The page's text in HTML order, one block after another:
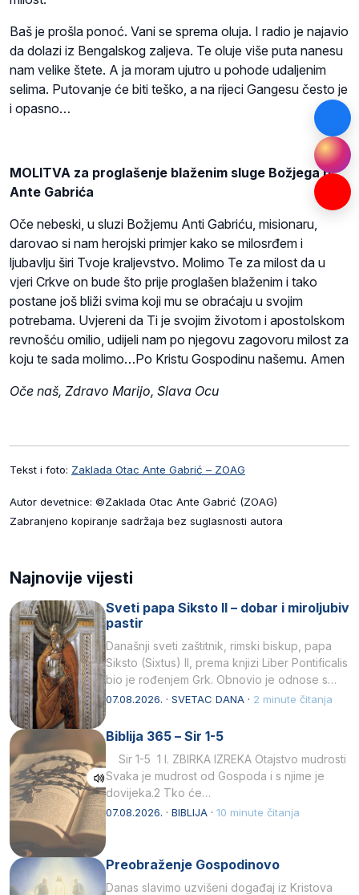
Baš je prošla ponoć. Vani se sprema oluja. I radio je najavio
da dolazi iz Bengalskog zaljeva. Te oluje više puta nanesu
nam velike štete. A ja moram ujutro u pohode udaljenim
selima. Putovanje će biti teško, a na rijeci Gangesu često je
i opasno…
MOLITVA za proglašenje blaženim sluge Božjega p.
Ante Gabrića
Oče nebeski, u sluzi Božjemu Anti Gabriću, misionaru,
darovao si nam herojski primjer kako se milosrđem i
ljubavlju širi Tvoje kraljevstvo. Molimo Te za milost da u
vjeri Crkve on bude što prije proglašen blaženim i tako
postane još bliži svima koji mu se obraćaju u svojim
potrebama. Uvjereni da Ti je svojim životom i apostolskom
revnošću omilio, udijeli nam po njegovu zagovoru milost za
koju te sada molimo…Po Kristu Gospodinu našemu. Amen
Oče naš, Zdravo Marijo, Slava Ocu
Tekst i foto: Zaklada Otac Ante Gabrić – ZOAG
Autor devetnice: ©Zaklada Otac Ante Gabrić (ZOAG)
Zabranjeno kopiranje sadržaja bez suglasnosti autora
Najnovije vijesti
Sveti papa Siksto II – dobar i miroljubiv
pastir
Današnji sveti zaštitnik, rimski biskup, papa
Siksto (Sixtus) II, prema knjizi Liber Pontificalis
bio je rođenjem Grk. Obnovio je odnose s
afričkim…
07.08.2026. · SVETAC DANA · 2 minute čitanja
Biblija 365 – Sir 1-5
Sir 1-5 1 I. ZBIRKA IZREKA Otajstvo mudrosti
Svaka je mudrost od Gospoda i s njime je
dovijeka.2 Tko će…
07.08.2026. · BIBLIJA · 10 minute čitanja
Preobraženje Gospodinovo
Danas slavimo uzvišeni događaj iz Kristova